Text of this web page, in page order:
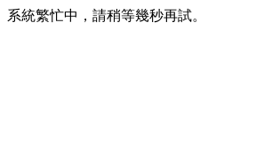
系統繁忙中，請稍等幾秒再試。